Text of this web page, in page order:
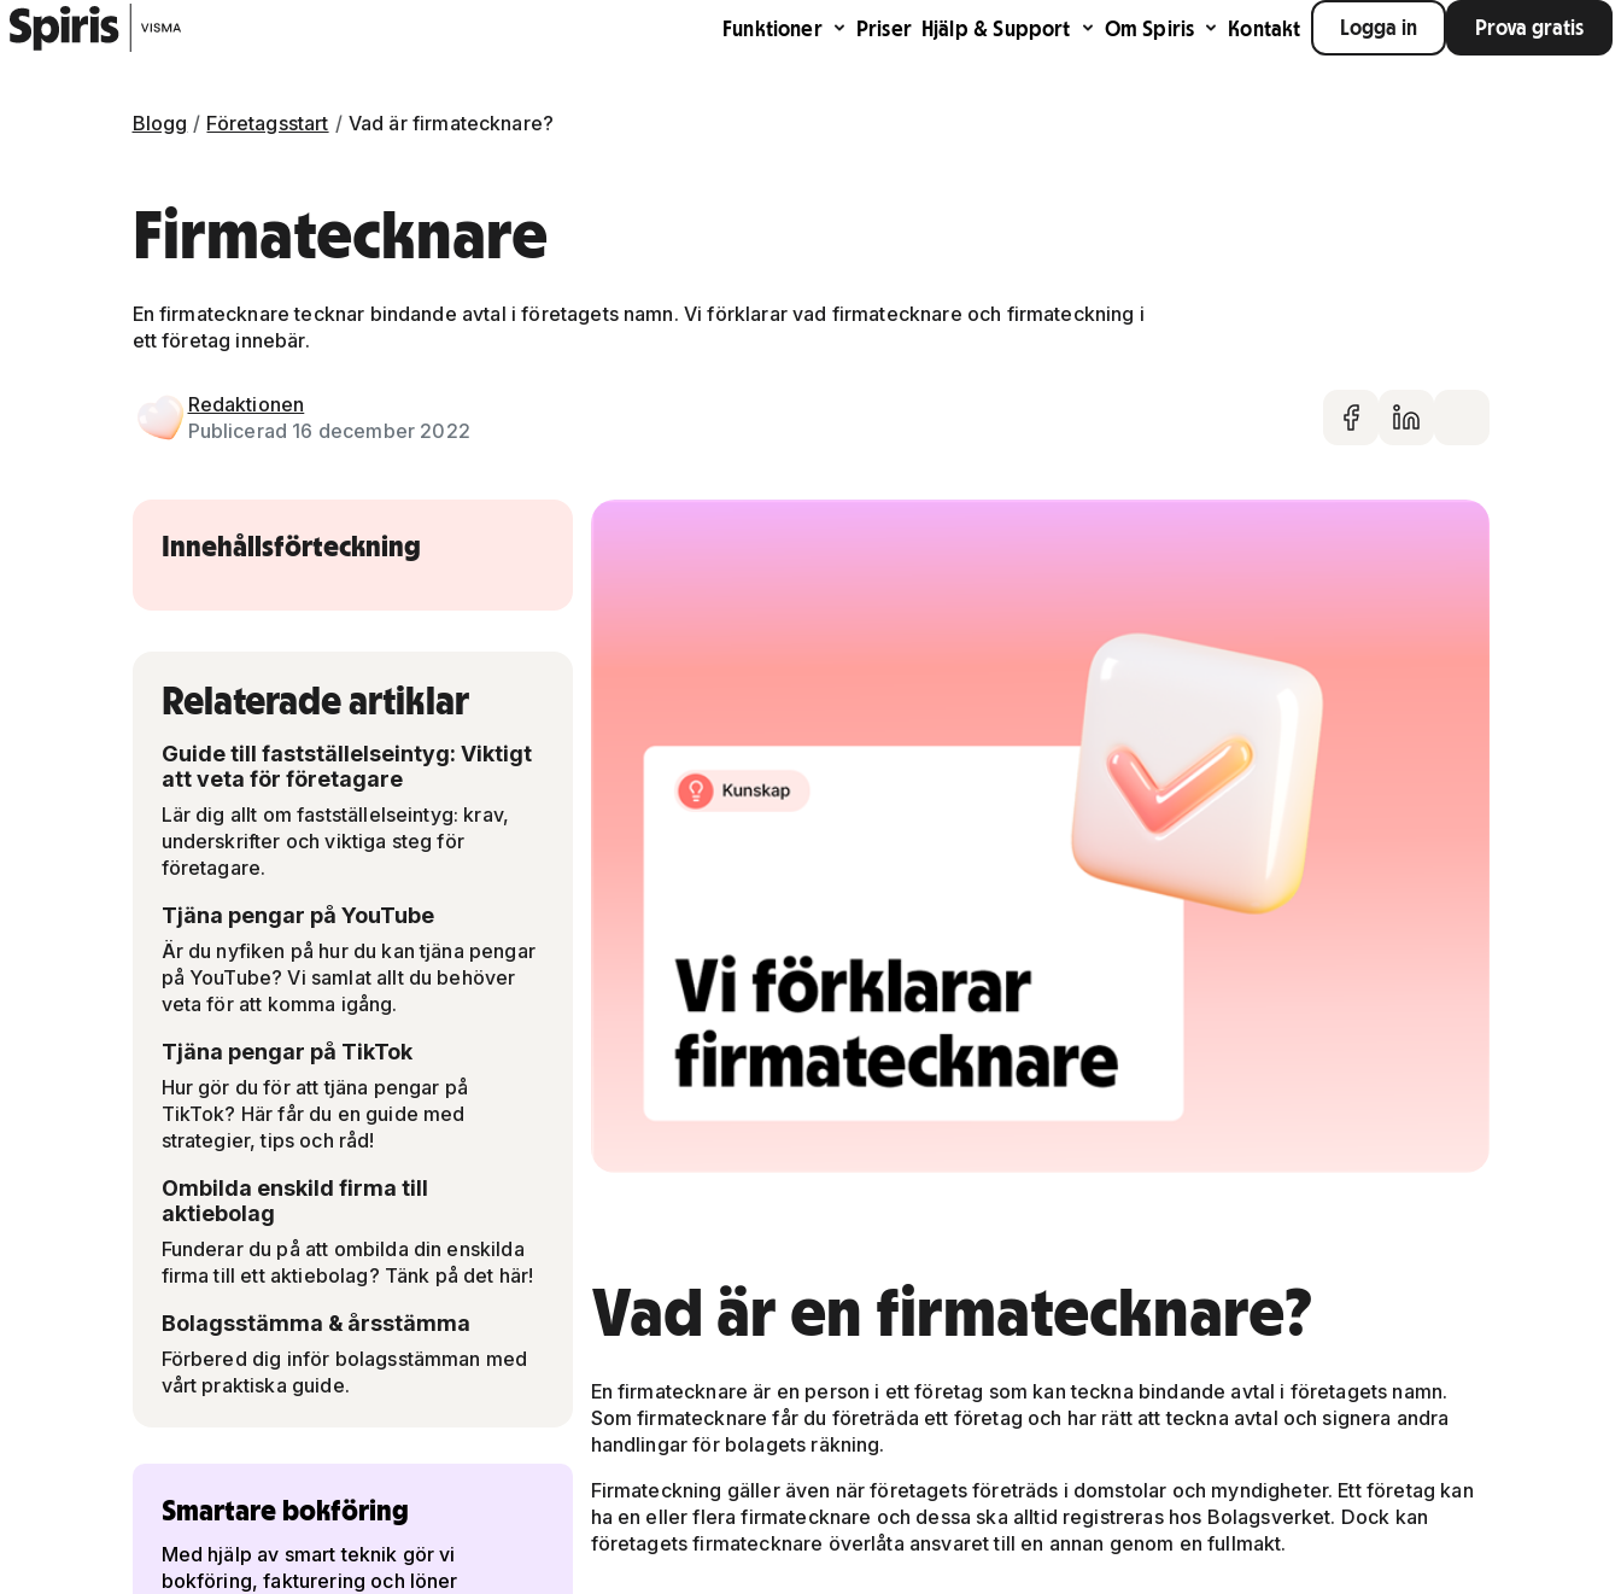
Funktioner Priser Hjälp & Support Om Spiris Kontakt Logga in Prova gratis
Blogg Företagsstart Vad är firmatecknare?
Firmatecknare
En firmatecknare tecknar bindande avtal i företagets namn. Vi förklarar vad firmatecknare och firmateckning i
ett företag innebär.
Redaktionen
Publicerad 16 december 2022
Dela på
Dela på
Gå vidare till artikelns
Innehållsförteckning
Relaterade artiklar
Guide till fastställelseintyg: Viktigt
att veta för företagare
Lär dig allt om fastställelseintyg: krav,
underskrifter och viktiga steg för
företagare.
Tjäna pengar på YouTube
Är du nyfiken på hur du kan tjäna pengar
på YouTube? Vi samlat allt du behöver
veta för att komma igång.
Tjäna pengar på TikTok
Hur gör du för att tjäna pengar på
TikTok? Här får du en guide med
strategier, tips och råd!
Ombilda enskild firma till
aktiebolag
Funderar du på att ombilda din enskilda
firma till ett aktiebolag? Tänk på det här!
Bolagsstämma & årsstämma
Förbered dig inför bolagsstämman med
vårt praktiska guide.
Smartare bokföring
Med hjälp av smart teknik gör vi
bokföring, fakturering och löner
Vad är en firmatecknare?
En firmatecknare är en person i ett företag som kan teckna bindande avtal i företagets namn.
Som firmatecknare får du företräda ett företag och har rätt att teckna avtal och signera andra
handlingar för bolagets räkning.
Firmateckning gäller även när företagets företräds i domstolar och myndigheter. Ett företag kan
ha en eller flera firmatecknare och dessa ska alltid registreras hos Bolagsverket. Dock kan
företagets firmatecknare överlåta ansvaret till en annan genom en fullmakt.